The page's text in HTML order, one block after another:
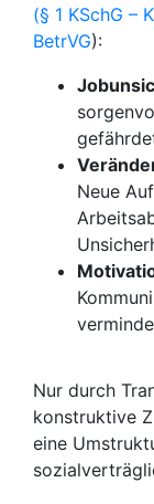
(§ 1 KSchG –
BetrVG):
Neue
Nur durch
konstruktive
eine